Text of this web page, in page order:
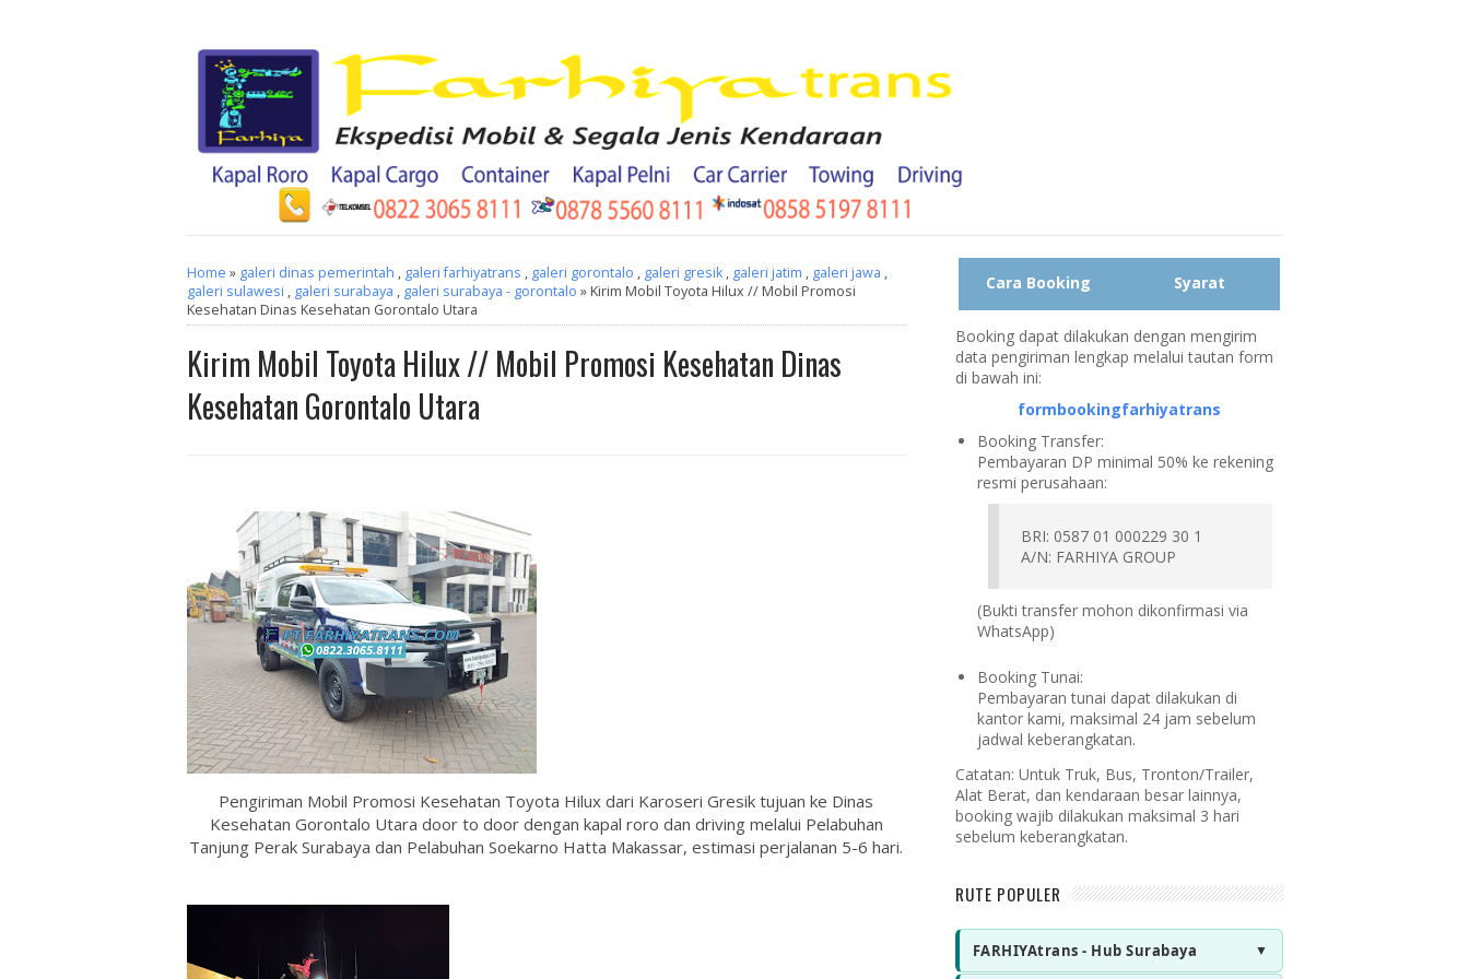
Home » galeri dinas pemerintah , galeri farhiyatrans , galeri gorontalo , galeri gresik, galeri jatim , galeri jawa ,
galeri sulawesi , galeri surabaya , galeri surabaya - gorontalo » Kirim Mobil Toyota Hilux // Mobil Promosi
Kesehatan Dinas Kesehatan Gorontalo Utara
Kirim Mobil Toyota Hilux // Mobil Promosi Kesehatan Dinas
Kesehatan Gorontalo Utara
Pengiriman Mobil Promosi Kesehatan Toyota Hilux dari Karoseri Gresik tujuan ke Dinas
Kesehatan Gorontalo Utara door to door dengan kapal roro dan driving melalui Pelabuhan
Tanjung Perak Surabaya dan Pelabuhan Soekarno Hatta Makassar, estimasi perjalanan 5-6 hari.
Cara Booking Syarat
Booking dapat dilakukan dengan mengirim
data pengiriman lengkap melalui tautan form
di bawah ini:
formbookingfarhiyatrans
Booking Transfer:
Pembayaran DP minimal 50% ke rekening
resmi perusahaan:
BRI: 0587 01 000229 30 1
A/N: FARHIYA GROUP
(Bukti transfer mohon dikonfirmasi via
WhatsApp)
Booking Tunai:
Pembayaran tunai dapat dilakukan di
kantor kami, maksimal 24 jam sebelum
jadwal keberangkatan.
Catatan: Untuk Truk, Bus, Tronton/Trailer,
Alat Berat, dan kendaraan besar lainnya,
booking wajib dilakukan maksimal 3 hari
sebelum keberangkatan.
RUTE POPULER
FARHIYAtrans - Hub Surabaya